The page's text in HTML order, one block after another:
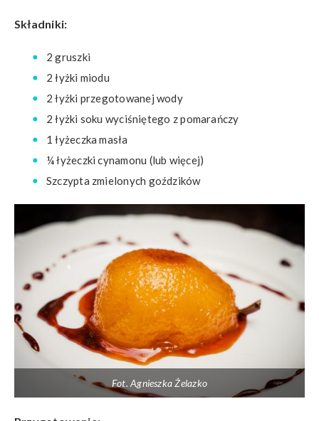
Składniki:
2 gruszki
2 łyżki miodu
2 łyżki przegotowanej wody
2 łyżki soku wyciśniętego z pomarańczy
1 łyżeczka masła
¼ łyżeczki cynamonu (lub więcej)
Szczypta zmielonych goździków
Fot. Agnieszka Żelazko